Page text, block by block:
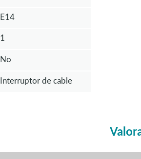
E14
1
No
Interruptor de cable